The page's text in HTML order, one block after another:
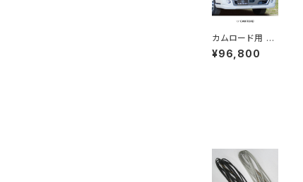
カムロード用 LX
カラードフロント
スポイラー ※塗
¥96,800